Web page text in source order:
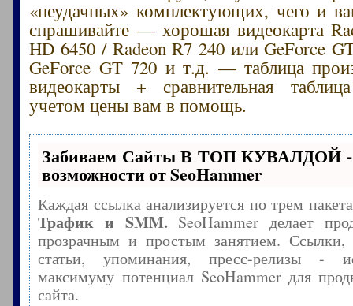
«неудачных» комплектующих, чего и
спрашивайте — хорошая видеокарта
HD 6450 / Radeon R7 240 или GeForce
GeForce GT 720 и т.д. — таблица
видеокарты + сравнительная
учетом цены вам в помощь.
Забиваем Сайты В ТОП КУВАЛДОЙ -
возможности от SeoHammer
Каждая ссылка анализируется по трем
Трафик и SMM.SeoHammer делает
прозрачным и простым занятием. Ссылки,
статьи, упоминания, пресс-релизы -
максимуму потенциал SeoHammer для
сайта.